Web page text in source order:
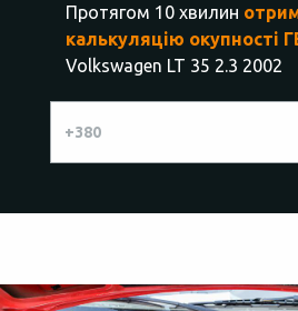
Протягом 10 хвилин
калькуляцію окупності
Volkswagen LT 35 2.3 2002